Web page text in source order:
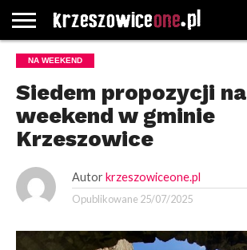
STRONA
GŁÓWNA
WYBORY
WYBIERZ
ROZKŁADY
GREGORCZYK
KONTAKT
NA WEEKEND
Siedem propozycji na
weekend w gminie
Krzeszowice
Autor krzeszowiceone.pl
Opublikowane 25/07/2025